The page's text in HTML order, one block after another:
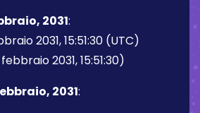
2031:
2031, 15:51:30 (UTC)
2031, 15:51:30)
2031: